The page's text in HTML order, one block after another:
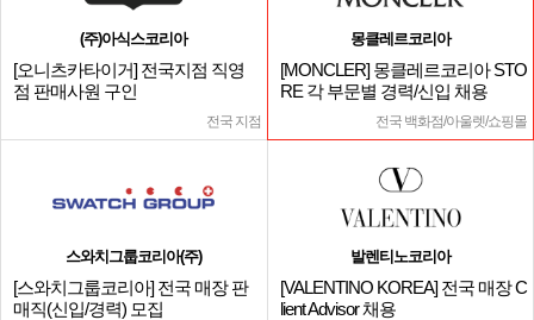
(주)아식스코리아
[오니츠카타이거] 전국지점 직영
점 판매사원 구인
전국 지점
몽클레르코리아
[MONCLER] 몽클레르코리아 STO
RE 각 부문별 경력/신입 채용
전국 백화점/아울렛/쇼핑몰
스와치그룹코리아(주)
[스와치그룹코리아] 전국 매장 판
매직(신입/경력) 모집
발렌티노코리아
[VALENTINO KOREA] 전국 매장 C
lient Advisor 채용